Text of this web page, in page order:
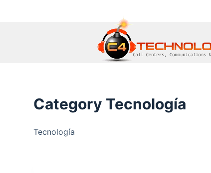
Category Tecnología
Tecnología